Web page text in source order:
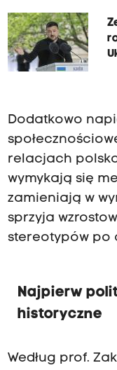
Dodatkowo
relacjach
wymykają się
zamieniają w
sprzyja
stereotypów po
Najpierw
historyczne
Według prof.